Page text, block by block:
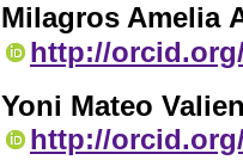
Milagros Amelia
http://orcid.org/
Yoni Mateo
http://orcid.org/